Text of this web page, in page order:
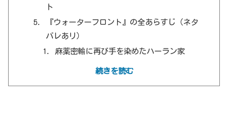
ト
『ウォーターフロント』の全あらすじ（ネタ
バレあリ）
麻薬密輸に再び手を染めたハーラン家
麻薬捜査局に協力するブリー
続きを読む